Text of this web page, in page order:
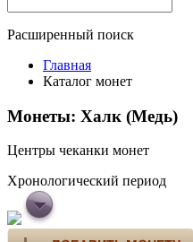
Расширенный поиск
Главная
Каталог монет
Монеты: Халк (Медь)
Центры чеканки монет
Хронологический период